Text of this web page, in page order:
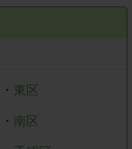
・ 東区
・ 南区